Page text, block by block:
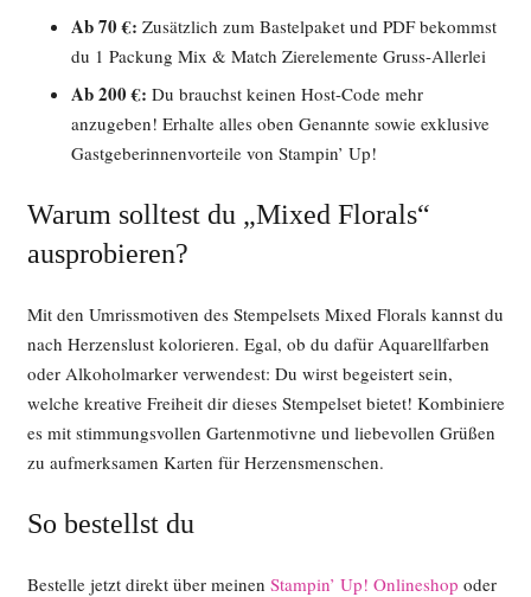
Ab 70 €: Zusätzlich zum Bastelpaket und PDF bekommst
du 1 Packung Mix & Match Zierelemente Gruss-Allerlei
Ab 200 €: Du brauchst keinen Host-Code mehr
anzugeben! Erhalte alles oben Genannte sowie exklusive
Gastgeberinnenvorteile von Stampin’ Up!
Warum solltest du „Mixed Florals“
ausprobieren?
Mit den Umrissmotiven des Stempelsets Mixed Florals kannst du
nach Herzenslust kolorieren. Egal, ob du dafür Aquarellfarben
oder Alkoholmarker verwendest: Du wirst begeistert sein,
welche kreative Freiheit dir dieses Stempelset bietet! Kombiniere
es mit stimmungsvollen Gartenmotivne und liebevollen Grüßen
zu aufmerksamen Karten für Herzensmenschen.
So bestellst du
Bestelle jetzt direkt über meinen Stampin’ Up! Onlineshop oder